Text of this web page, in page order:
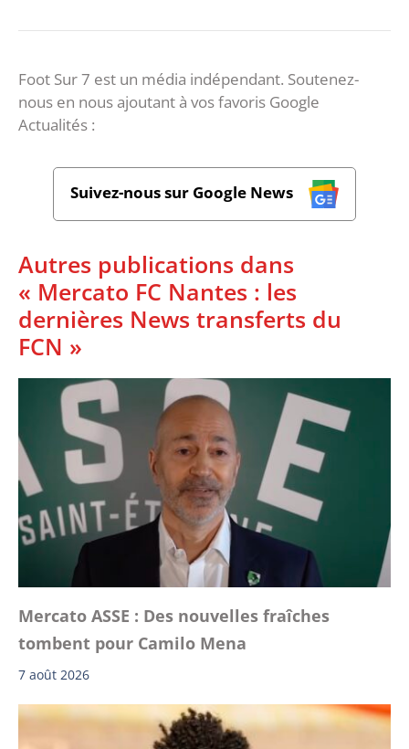
Foot Sur 7 est un média indépendant. Soutenez-
nous en nous ajoutant à vos favoris Google
Actualités :
Suivez-nous sur Google News
Autres publications dans
« Mercato FC Nantes : les
dernières News transferts du
FCN »
Mercato ASSE : Des nouvelles fraîches
tombent pour Camilo Mena
7 août 2026